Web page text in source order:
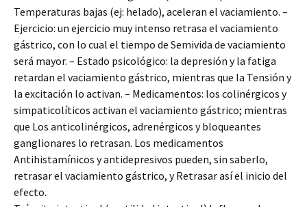
Temperaturas bajas (ej: helado), aceleran el vaciamiento. –
Ejercicio: un ejercicio muy intenso retrasa el vaciamiento
gástrico, con lo cual el tiempo de Semivida de vaciamiento
será mayor. – Estado psicológico: la depresión y la fatiga
retardan el vaciamiento gástrico, mientras que la Tensión y
la excitación lo activan. – Medicamentos: los colinérgicos y
simpaticolíticos activan el vaciamiento gástrico; mientras
que Los anticolinérgicos, adrenérgicos y bloqueantes
ganglionares lo retrasan. Los medicamentos
Antihistamínicos y antidepresivos pueden, sin saberlo,
retrasar el vaciamiento gástrico, y Retrasar así el inicio del
efecto.